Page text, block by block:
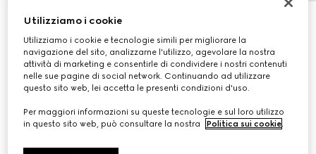
Felpa in cotone con logo in rilievo per animali domestici
€ 380
Utilizziamo i cookie
Utilizziamo i cookie e tecnologie simili per migliorare la
navigazione del sito, analizzarne l'utilizzo, agevolare la nostra
attività di marketing e consentirle di condividere i nostri contenuti
nelle sue pagine di social network. Continuando ad utilizzare
questo sito web, lei accetta le presenti condizioni d'uso.
Per maggiori informazioni su queste tecnologie e sul loro utilizzo
in questo sito web, può consultare la nostra
Politica sui cookie.